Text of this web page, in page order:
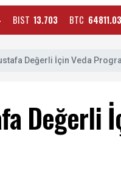
BIST 13.703 BTC
Değerli İçin Veda
Değerli